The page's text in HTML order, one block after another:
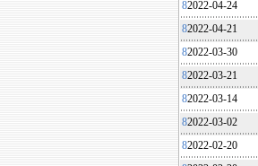
82022-04-24
82022-04-21
82022-03-30
82022-03-21
82022-03-14
82022-03-02
82022-02-20